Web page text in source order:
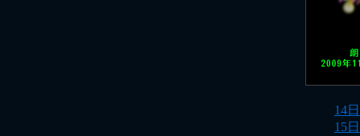
14
15